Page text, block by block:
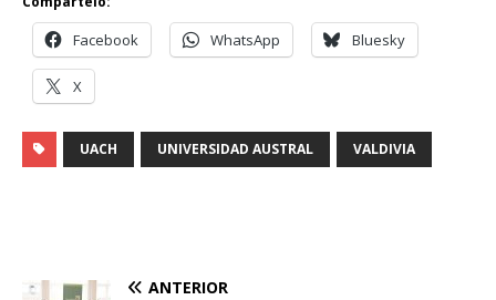
Facebook WhatsApp Bluesky
X
UACH UNIVERSIDAD AUSTRAL VALDIVIA
ANTERIOR